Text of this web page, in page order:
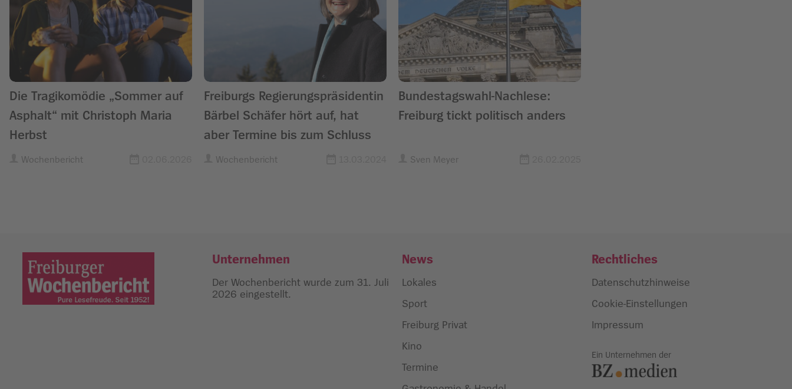
Die Tragikomödie „Sommer auf
Asphalt“ mit Christoph Maria
Herbst
Wochenbericht
Freiburgs Regierungspräsidentin
Bärbel Schäfer hört auf, hat
aber Termine bis zum Schluss
Wochenbericht
Bundestagswahl-Nachlese:
Freiburg tickt politisch anders
Sven Meyer
Unternehmen
Der Wochenbericht wurde zum 31. Juli
2026 eingestellt.
News
Lokales
Sport
Freiburg Privat
Kino
Termine
Rechtliches
Datenschutzhinweise
Cookie-Einstellungen
Impressum
Ein Unternehmen der